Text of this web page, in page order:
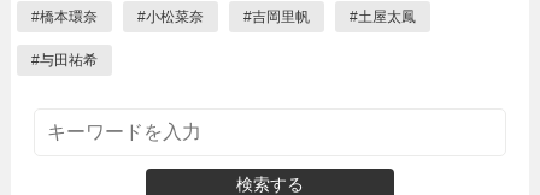
#橋本環奈 #小松菜奈 #吉岡里帆 #土屋太鳳
#与田祐希
検索する